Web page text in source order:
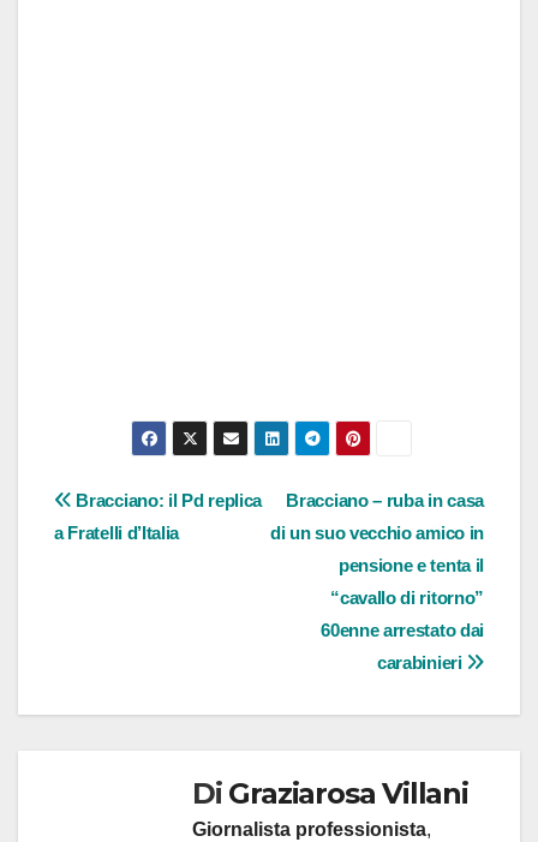
Navigazione
Bracciano – ruba in casa
di un suo vecchio amico in
pensione e tenta il
“cavallo di ritorno”
60enne arrestato dai
carabinieri
Bracciano: il Pd replica
a Fratelli d’Italia
Di Graziarosa Villani
Giornalista professionista,